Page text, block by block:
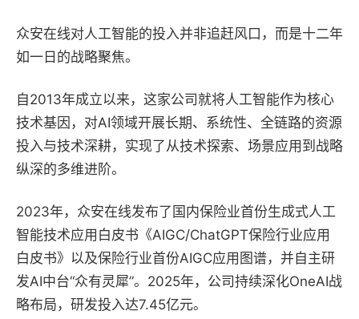
众安在线对人工智能的投入并非追赶风口，而是十二年
如一日的战略聚焦。
自2013年成立以来，这家公司就将人工智能作为核心
技术基因，对AI领域开展长期、系统性、全链路的资源
投入与技术深耕，实现了从技术探索、场景应用到战略
纵深的多维进阶。
2023年，众安在线发布了国内保险业首份生成式人工
智能技术应用白皮书《AIGC/ChatGPT保险行业应用
白皮书》以及保险行业首份AIGC应用图谱，并自主研
发AI中台“众有灵犀”。2025年，公司持续深化OneAI战
略布局，研发投入达7.45亿元。